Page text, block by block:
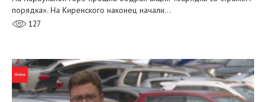
порядка». На Киренского наконец начали…
127